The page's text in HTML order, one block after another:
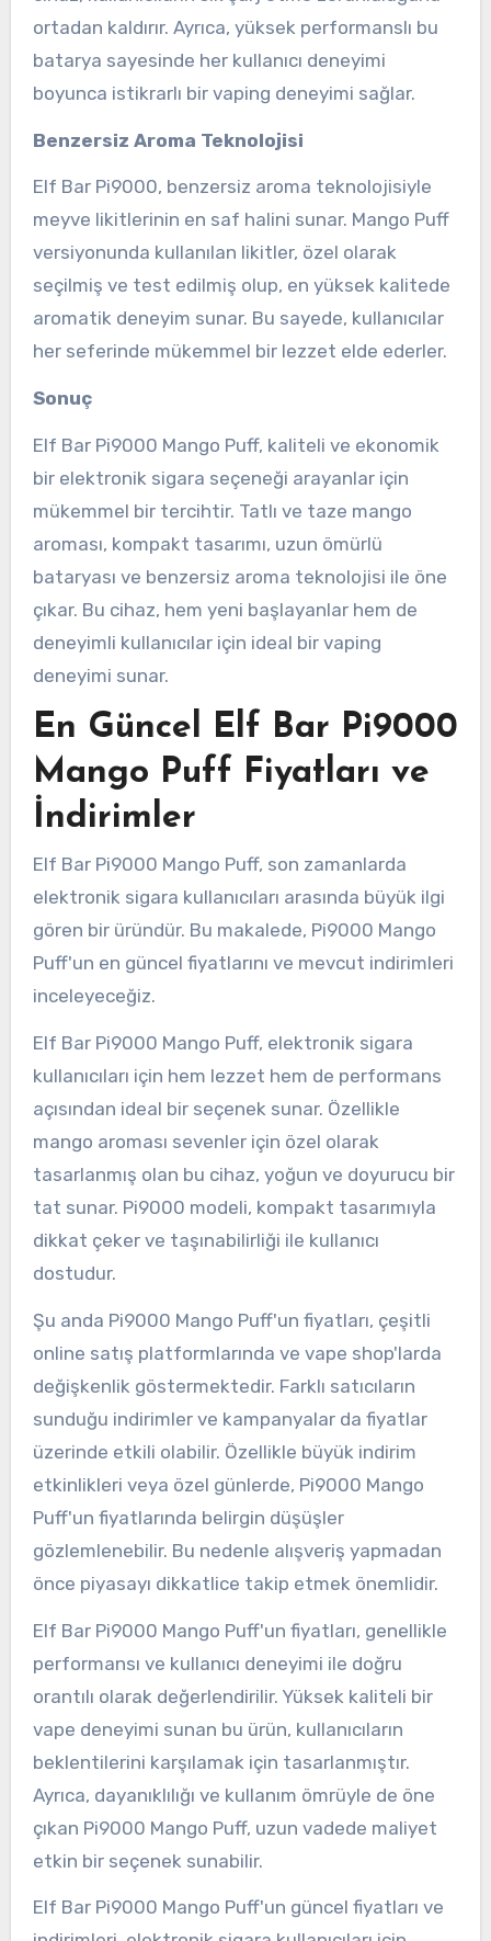
ortadan kaldırır. Ayrıca, yüksek performanslı bu
batarya sayesinde her kullanıcı deneyimi
boyunca istikrarlı bir vaping deneyimi sağlar.
Benzersiz Aroma Teknolojisi
Elf Bar Pi9000, benzersiz aroma teknolojisiyle
meyve likitlerinin en saf halini sunar. Mango Puff
versiyonunda kullanılan likitler, özel olarak
seçilmiş ve test edilmiş olup, en yüksek kalitede
aromatik deneyim sunar. Bu sayede, kullanıcılar
her seferinde mükemmel bir lezzet elde ederler.
Sonuç
Elf Bar Pi9000 Mango Puff, kaliteli ve ekonomik
bir elektronik sigara seçeneği arayanlar için
mükemmel bir tercihtir. Tatlı ve taze mango
aroması, kompakt tasarımı, uzun ömürlü
bataryası ve benzersiz aroma teknolojisi ile öne
çıkar. Bu cihaz, hem yeni başlayanlar hem de
deneyimli kullanıcılar için ideal bir vaping
deneyimi sunar.
En Güncel Elf Bar Pi9000
Mango Puff Fiyatları ve
İndirimler
Elf Bar Pi9000 Mango Puff, son zamanlarda
elektronik sigara kullanıcıları arasında büyük ilgi
gören bir üründür. Bu makalede, Pi9000 Mango
Puff'un en güncel fiyatlarını ve mevcut indirimleri
inceleyeceğiz.
Elf Bar Pi9000 Mango Puff, elektronik sigara
kullanıcıları için hem lezzet hem de performans
açısından ideal bir seçenek sunar. Özellikle
mango aroması sevenler için özel olarak
tasarlanmış olan bu cihaz, yoğun ve doyurucu bir
tat sunar. Pi9000 modeli, kompakt tasarımıyla
dikkat çeker ve taşınabilirliği ile kullanıcı
dostudur.
Şu anda Pi9000 Mango Puff'un fiyatları, çeşitli
online satış platformlarında ve vape shop'larda
değişkenlik göstermektedir. Farklı satıcıların
sunduğu indirimler ve kampanyalar da fiyatlar
üzerinde etkili olabilir. Özellikle büyük indirim
etkinlikleri veya özel günlerde, Pi9000 Mango
Puff'un fiyatlarında belirgin düşüşler
gözlemlenebilir. Bu nedenle alışveriş yapmadan
önce piyasayı dikkatlice takip etmek önemlidir.
Elf Bar Pi9000 Mango Puff'un fiyatları, genellikle
performansı ve kullanıcı deneyimi ile doğru
orantılı olarak değerlendirilir. Yüksek kaliteli bir
vape deneyimi sunan bu ürün, kullanıcıların
beklentilerini karşılamak için tasarlanmıştır.
Ayrıca, dayanıklılığı ve kullanım ömrüyle de öne
çıkan Pi9000 Mango Puff, uzun vadede maliyet
etkin bir seçenek sunabilir.
Elf Bar Pi9000 Mango Puff'un güncel fiyatları ve